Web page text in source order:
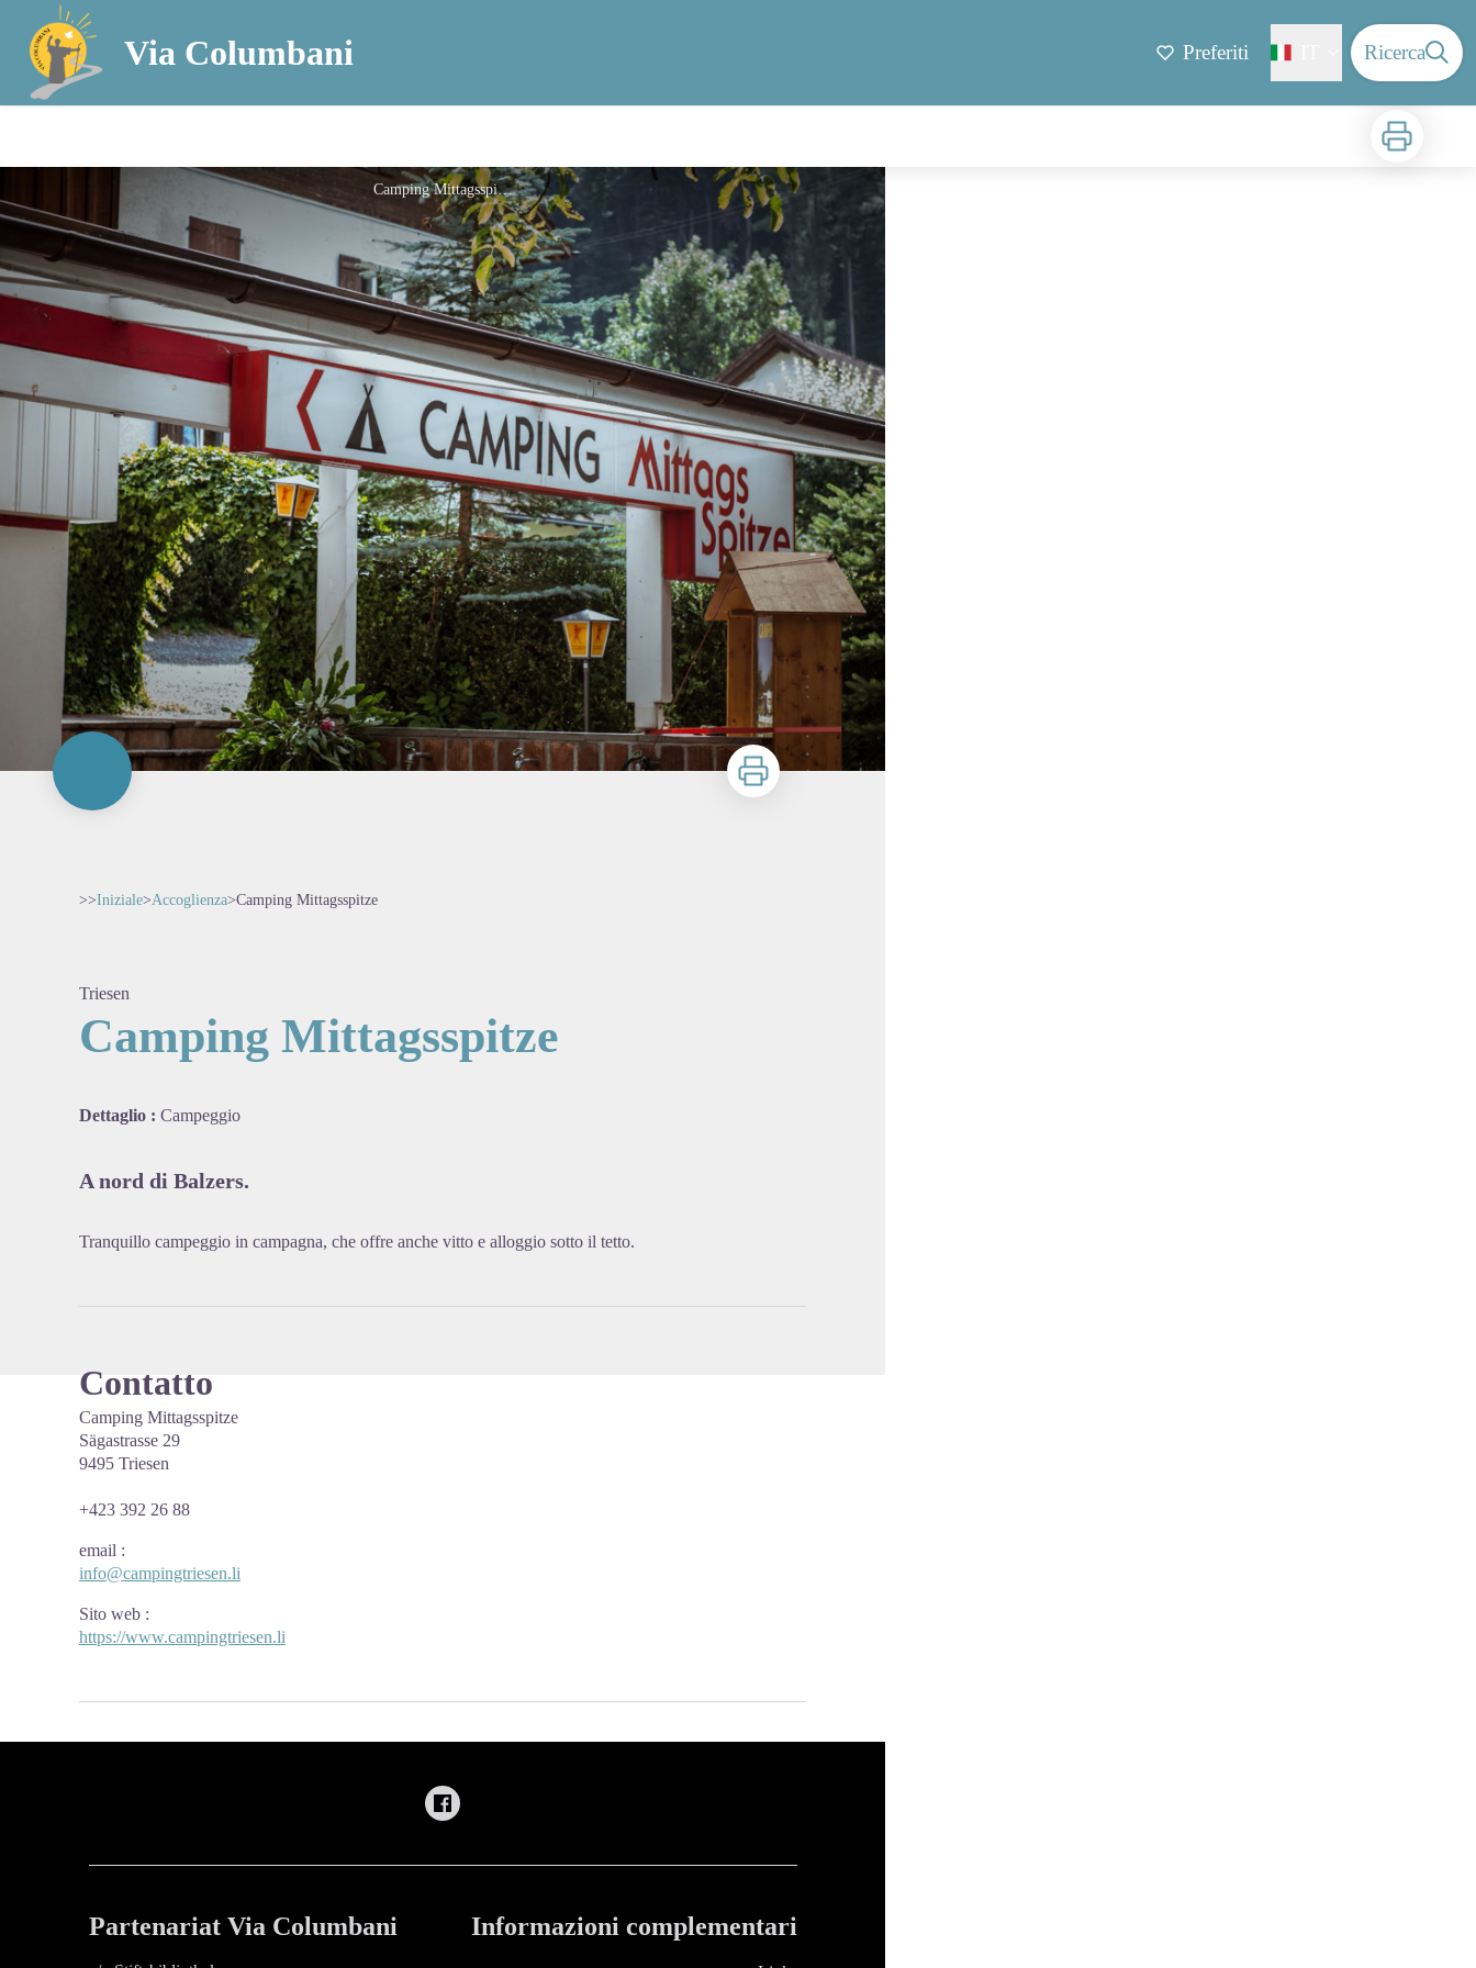
Via Columbani Preferiti Ricerca
Stampa
Camping Mittagsspitze
Stampa
>>Iniziale>Accoglienza>Camping Mittagsspitze
Triesen
Camping Mittagsspitze
Dettaglio : Campeggio
A nord di Balzers.
Tranquillo campeggio in campagna, che offre anche vitto e alloggio sotto il tetto.
Contatto
Camping Mittagsspitze
Sägastrasse 29
9495 Triesen
+423 392 26 88
email :
info@campingtriesen.li
Sito web :
https://www.campingtriesen.li
Partenariat Via Columbani Informazioni complementari